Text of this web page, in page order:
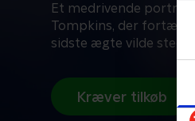
Et medrivende portræt
Tompkins, der
sidste ægte vilde steder
Kræver tilkøb